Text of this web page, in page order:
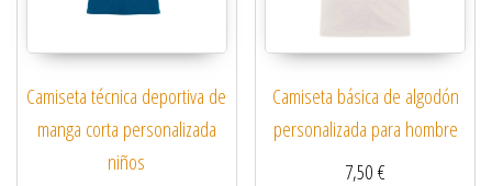
Camiseta técnica deportiva de
manga corta personalizada
niños
Camiseta básica de algodón
personalizada para hombre
7,50€